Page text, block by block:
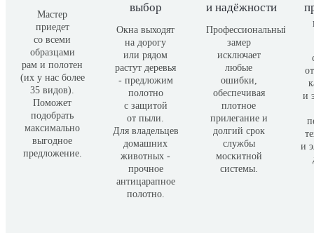
Мастер
приедет
со всеми
образцами
рам и полотен
(их у нас более
35 видов).
Поможет
подобрать
максимально
выгодное
предложение.
выбор
Окна выходят
на дорогу
или рядом
растут деревья
- предложим
полотно
с защитой
от пыли.
Для владельцев
домашних
животных -
прочное
антицарапное
полотно.
и надёжности
Профессиональный
замер
исключает
любые
ошибки,
обеспечивая
плотное
прилегание и
долгий срок
службы
москитной
системы.
и
и